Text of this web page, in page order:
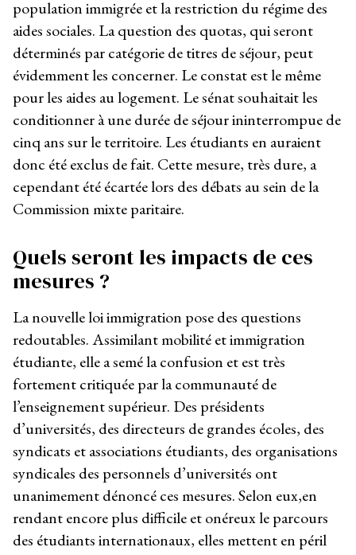
population immigrée et la restriction du régime des
aides sociales. La question des quotas, qui seront
déterminés par catégorie de titres de séjour, peut
évidemment les concerner. Le constat est le même
pour les aides au logement. Le sénat souhaitait les
conditionner à une durée de séjour ininterrompue de
cinq ans sur le territoire. Les étudiants en auraient
donc été exclus de fait. Cette mesure, très dure, a
cependant été écartée lors des débats au sein de la
Commission mixte paritaire.
Quels seront les impacts de ces
mesures ?
La nouvelle loi immigration pose des questions
redoutables. Assimilant mobilité et immigration
étudiante, elle a semé la confusion et est très
fortement critiquée par la communauté de
l’enseignement supérieur. Des présidents
d’universités, des directeurs de grandes écoles, des
syndicats et associations étudiants, des organisations
syndicales des personnels d’universités ont
unanimement dénoncé ces mesures. Selon eux,en
rendant encore plus difficile et onéreux le parcours
des étudiants internationaux, elles mettent en péril